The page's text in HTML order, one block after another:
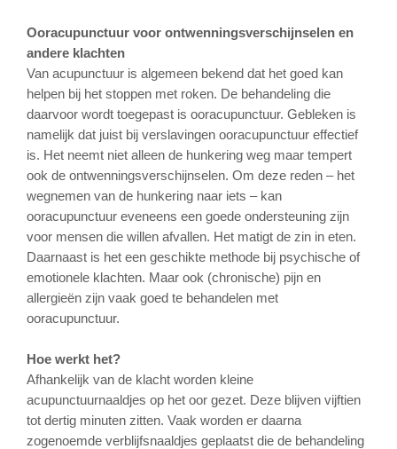
Ooracupunctuur voor ontwenningsverschijnselen en
andere klachten
Van acupunctuur is algemeen bekend dat het goed kan
helpen bij het stoppen met roken. De behandeling die
daarvoor wordt toegepast is ooracupunctuur. Gebleken is
namelijk dat juist bij verslavingen ooracupunctuur effectief
is. Het neemt niet alleen de hunkering weg maar tempert
ook de ontwenningsverschijnselen. Om deze reden – het
wegnemen van de hunkering naar iets – kan
ooracupunctuur eveneens een goede ondersteuning zijn
voor mensen die willen afvallen. Het matigt de zin in eten.
Daarnaast is het een geschikte methode bij psychische of
emotionele klachten. Maar ook (chronische) pijn en
allergieën zijn vaak goed te behandelen met
ooracupunctuur.
Hoe werkt het?
Afhankelijk van de klacht worden kleine
acupunctuurnaaldjes op het oor gezet. Deze blijven vijftien
tot dertig minuten zitten. Vaak worden er daarna
zogenoemde verblijfsnaaldjes geplaatst die de behandeling